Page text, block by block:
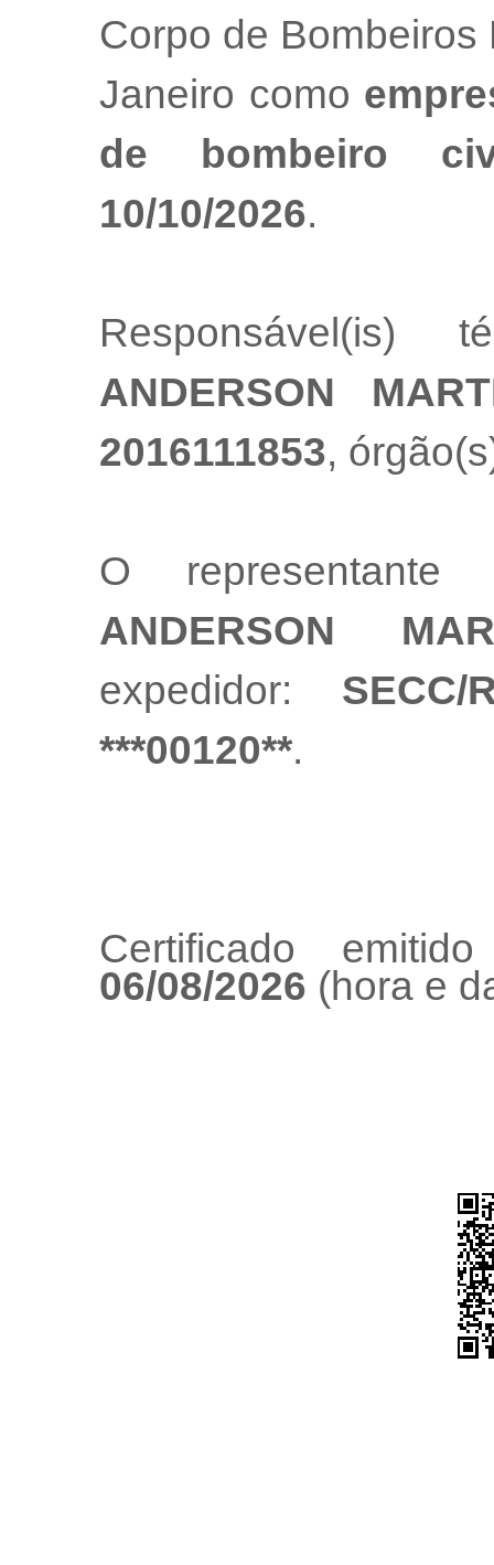
Corpo de
Janeiro como
de bombeiro
10/10/2026.
Responsável(is)
ANDERSON
2016111853,
O
ANDERSON
expedidor: SECC/
***00120**.
Certificado
06/08/2026 (hora e